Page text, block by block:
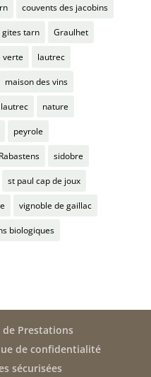
couvents des jacobins
gites tarn Graulhet
verte lautrec
maison des vins
nature
peyrole
Rabastens sidobre
st paul cap de joux
vignoble de gaillac
biologiques
de Prestations
de confidentialité
sécurisées